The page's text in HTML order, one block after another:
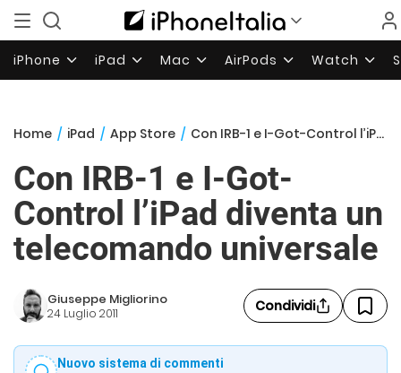
iPhone iPad Mac AirPods Watch
Home / iPad / App Store / Con IRB-1 e I-Got-Control l’iPad diventa un telecomando universale
Con IRB-1 e I-Got-
Control l’iPad diventa un
telecomando universale
Giuseppe Migliorino
24 Luglio 2011 Condividi
Nuovo sistema di commenti